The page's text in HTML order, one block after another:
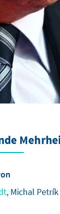
, Michal Petrík